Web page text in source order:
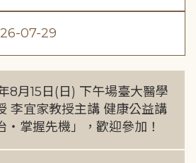
07-29
年8月15日(日) 下午場臺大醫學
李宜家教授主講 健康公益講
・掌握先機」，歡迎參加！